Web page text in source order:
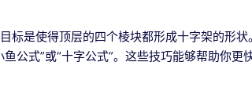
标是使得顶层的四个棱块都形成十字架的形状
公式”或“十字公式”。这些技巧能够帮助你更